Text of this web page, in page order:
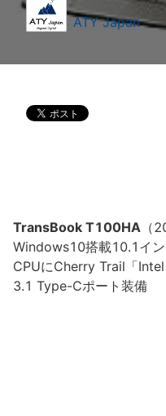
ATY Japan
TransBook T100HA （
Windows10搭載10.1イ
CPUにCherry Trail「
3.1 Type-Cポート装備